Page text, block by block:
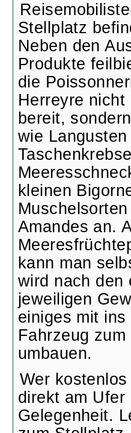
Stellplatz
Neben den
Produkte
die
Herreyre
bereit,
wie
kleinen
Amandes an.
kann man
wird nach den
jeweiligen
einiges mit
Fahrzeug
umbauen.
Wer
direkt am
Gelegenheit.